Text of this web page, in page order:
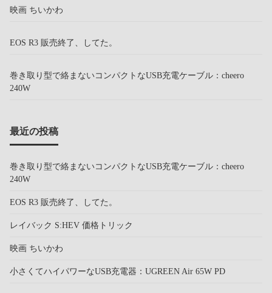
映画 ちいかわ
EOS R3 販売終了、してた。
巻き取り型で絡まないコンパクトなUSB充電ケーブル：cheero
240W
最近の投稿
巻き取り型で絡まないコンパクトなUSB充電ケーブル：cheero
240W
EOS R3 販売終了、してた。
レイバック S:HEV 価格トリック
映画 ちいかわ
小さくてハイパワーなUSB充電器：UGREEN Air 65W PD